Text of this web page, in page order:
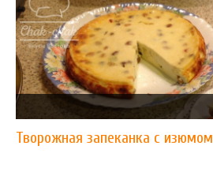
Творожная запеканка с изюмом